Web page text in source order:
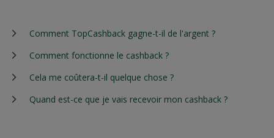
Comment TopCashback gagne-t-il de l'argent ?
Comment fonctionne le cashback ?
Cela me coûtera-t-il quelque chose ?
Quand est-ce que je vais recevoir mon cashback ?